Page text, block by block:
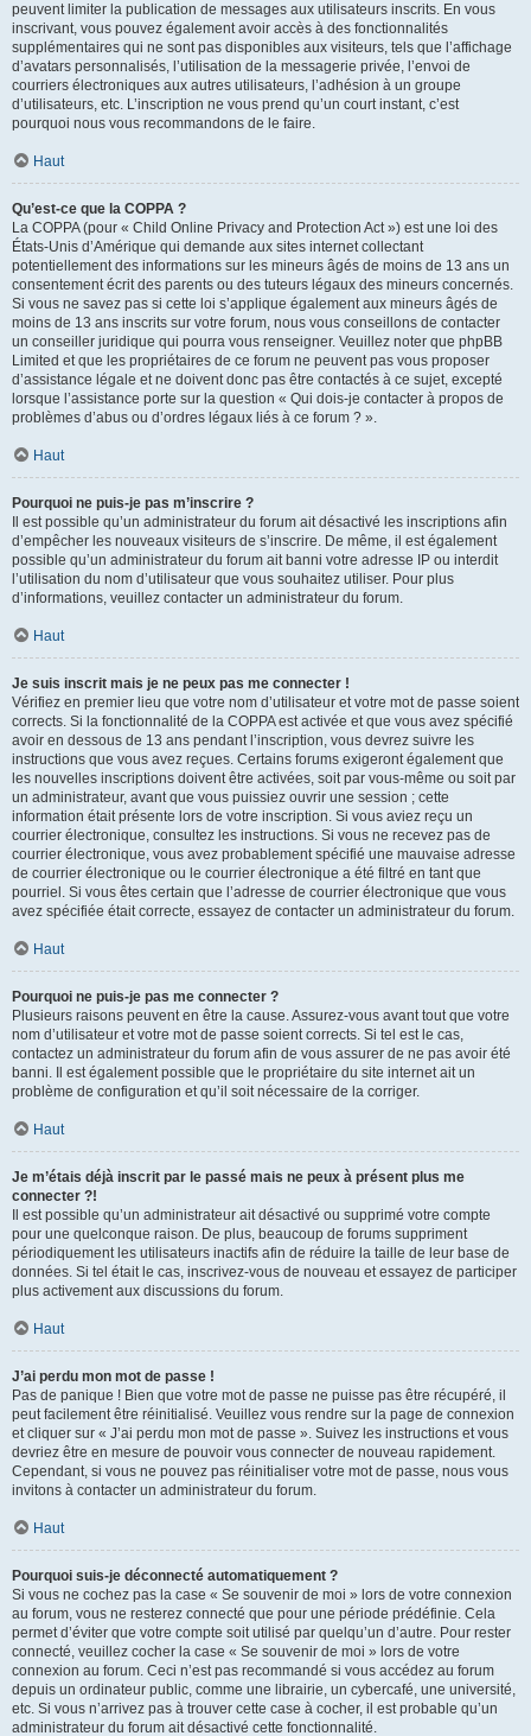
peuvent limiter la publication de messages aux utilisateurs inscrits. En vous
inscrivant, vous pouvez également avoir accès à des fonctionnalités
supplémentaires qui ne sont pas disponibles aux visiteurs, tels que l’affichage
d’avatars personnalisés, l’utilisation de la messagerie privée, l’envoi de
courriers électroniques aux autres utilisateurs, l’adhésion à un groupe
d’utilisateurs, etc. L’inscription ne vous prend qu’un court instant, c’est
pourquoi nous vous recommandons de le faire.
Haut
Qu’est-ce que la COPPA ?
La COPPA (pour « Child Online Privacy and Protection Act ») est une loi des
États-Unis d’Amérique qui demande aux sites internet collectant
potentiellement des informations sur les mineurs âgés de moins de 13 ans un
consentement écrit des parents ou des tuteurs légaux des mineurs concernés.
Si vous ne savez pas si cette loi s’applique également aux mineurs âgés de
moins de 13 ans inscrits sur votre forum, nous vous conseillons de contacter
un conseiller juridique qui pourra vous renseigner. Veuillez noter que phpBB
Limited et que les propriétaires de ce forum ne peuvent pas vous proposer
d’assistance légale et ne doivent donc pas être contactés à ce sujet, excepté
lorsque l’assistance porte sur la question « Qui dois-je contacter à propos de
problèmes d’abus ou d’ordres légaux liés à ce forum ? ».
Haut
Pourquoi ne puis-je pas m’inscrire ?
Il est possible qu’un administrateur du forum ait désactivé les inscriptions afin
d’empêcher les nouveaux visiteurs de s’inscrire. De même, il est également
possible qu’un administrateur du forum ait banni votre adresse IP ou interdit
l’utilisation du nom d’utilisateur que vous souhaitez utiliser. Pour plus
d’informations, veuillez contacter un administrateur du forum.
Haut
Je suis inscrit mais je ne peux pas me connecter !
Vérifiez en premier lieu que votre nom d’utilisateur et votre mot de passe soient
corrects. Si la fonctionnalité de la COPPA est activée et que vous avez spécifié
avoir en dessous de 13 ans pendant l’inscription, vous devrez suivre les
instructions que vous avez reçues. Certains forums exigeront également que
les nouvelles inscriptions doivent être activées, soit par vous-même ou soit par
un administrateur, avant que vous puissiez ouvrir une session ; cette
information était présente lors de votre inscription. Si vous aviez reçu un
courrier électronique, consultez les instructions. Si vous ne recevez pas de
courrier électronique, vous avez probablement spécifié une mauvaise adresse
de courrier électronique ou le courrier électronique a été filtré en tant que
pourriel. Si vous êtes certain que l’adresse de courrier électronique que vous
avez spécifiée était correcte, essayez de contacter un administrateur du forum.
Haut
Pourquoi ne puis-je pas me connecter ?
Plusieurs raisons peuvent en être la cause. Assurez-vous avant tout que votre
nom d’utilisateur et votre mot de passe soient corrects. Si tel est le cas,
contactez un administrateur du forum afin de vous assurer de ne pas avoir été
banni. Il est également possible que le propriétaire du site internet ait un
problème de configuration et qu’il soit nécessaire de la corriger.
Haut
Je m’étais déjà inscrit par le passé mais ne peux à présent plus me
connecter ?!
Il est possible qu’un administrateur ait désactivé ou supprimé votre compte
pour une quelconque raison. De plus, beaucoup de forums suppriment
périodiquement les utilisateurs inactifs afin de réduire la taille de leur base de
données. Si tel était le cas, inscrivez-vous de nouveau et essayez de participer
plus activement aux discussions du forum.
Haut
J’ai perdu mon mot de passe !
Pas de panique ! Bien que votre mot de passe ne puisse pas être récupéré, il
peut facilement être réinitialisé. Veuillez vous rendre sur la page de connexion
et cliquer sur « J’ai perdu mon mot de passe ». Suivez les instructions et vous
devriez être en mesure de pouvoir vous connecter de nouveau rapidement.
Cependant, si vous ne pouvez pas réinitialiser votre mot de passe, nous vous
invitons à contacter un administrateur du forum.
Haut
Pourquoi suis-je déconnecté automatiquement ?
Si vous ne cochez pas la case « Se souvenir de moi » lors de votre connexion
au forum, vous ne resterez connecté que pour une période prédéfinie. Cela
permet d’éviter que votre compte soit utilisé par quelqu’un d’autre. Pour rester
connecté, veuillez cocher la case « Se souvenir de moi » lors de votre
connexion au forum. Ceci n’est pas recommandé si vous accédez au forum
depuis un ordinateur public, comme une librairie, un cybercafé, une université,
etc. Si vous n’arrivez pas à trouver cette case à cocher, il est probable qu’un
administrateur du forum ait désactivé cette fonctionnalité.